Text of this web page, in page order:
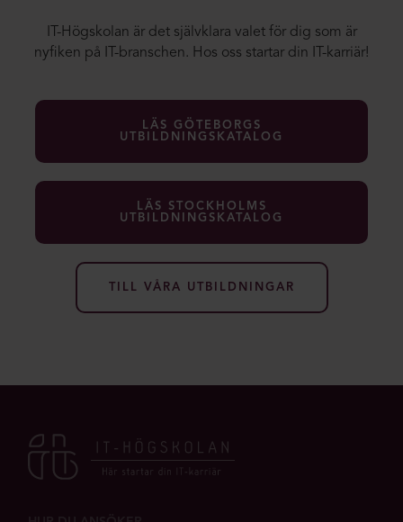
IT-Högskolan är det självklara valet för dig som är
nyfiken på IT-branschen. Hos oss startar din IT-karriär!
LÄS GÖTEBORGS
UTBILDNINGSKATALOG
LÄS STOCKHOLMS
UTBILDNINGSKATALOG
TILL VÅRA UTBILDNINGAR